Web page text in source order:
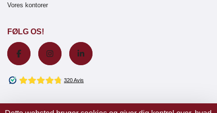
Vores kontorer
FØLG OS!